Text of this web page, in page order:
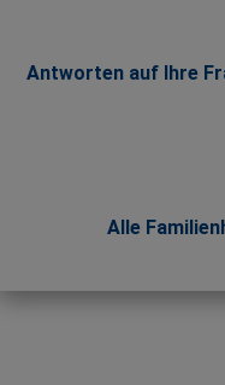
Antworten auf Ihre
Alle